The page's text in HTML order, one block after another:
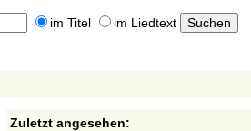
im Titel im Liedtext
Zuletzt angesehen: